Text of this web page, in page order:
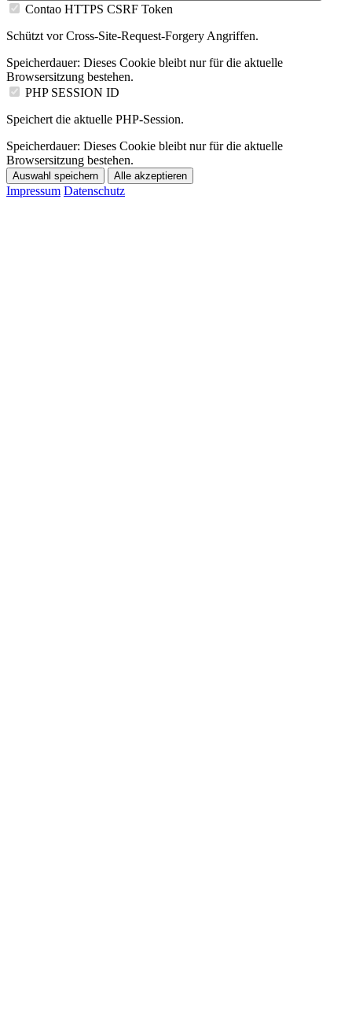
Contao HTTPS CSRF Token
Schützt vor Cross-Site-Request-Forgery Angriffen.
Speicherdauer: Dieses Cookie bleibt nur für die aktuelle
Browsersitzung bestehen.
PHP SESSION ID
Speichert die aktuelle PHP-Session.
Speicherdauer: Dieses Cookie bleibt nur für die aktuelle
Browsersitzung bestehen.
Auswahl speichern Alle akzeptieren
Impressum Datenschutz